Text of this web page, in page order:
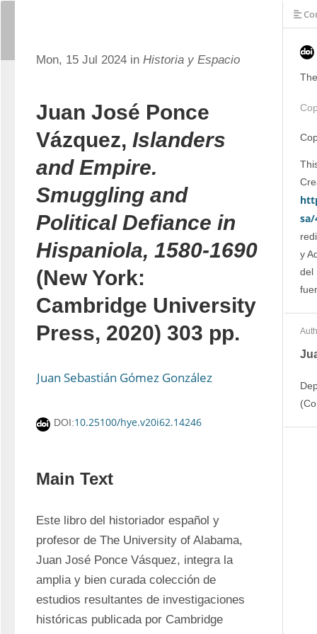
Mon, 15 Jul 2024 in Historia y Espacio
Juan José Ponce
Vázquez, Islanders
and Empire.
Smuggling and
Political Defiance in
Hispaniola, 1580-1690
(New York:
Cambridge University
Press, 2020) 303 pp.
Juan Sebastián Gómez González
DOI:10.25100/hye.v20i62.14246
Main Text
Este libro del historiador español y
profesor de The University of Alabama,
Juan José Ponce Vásquez, integra la
amplia y bien curada colección de
estudios resultantes de investigaciones
históricas publicada por Cambridge
y
del